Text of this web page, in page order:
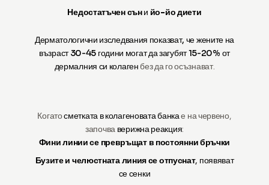
Недостатъчен съни йо-йо диети
Дерматологични изследвания показват, че жените на
възраст 30-45 години могат да загубят 15-20% от
дермалния си колагенбез да го осъзнават.
Когатосметката в колагеновата банкае на червено,
започва верижна реакция:
Фини линии се превръщат в постоянни бръчки
Бузите и челюстната линия се отпуснат, появяват
се сенки